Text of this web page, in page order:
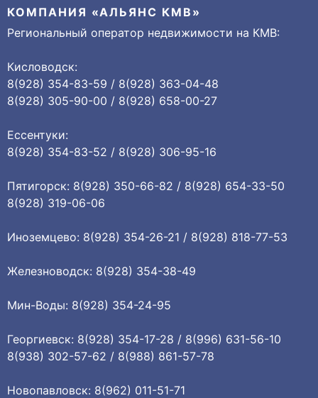
КОМПАНИЯ «АЛЬЯНС КМВ»
Региональный оператор недвижимости на КМВ:
Кисловодск:
8(928) 354-83-59 / 8(928) 363-04-48
8(928) 305-90-00 / 8(928) 658-00-27
Ессентуки:
8(928) 354-83-52 / 8(928) 306-95-16
Пятигорск: 8(928) 350-66-82 / 8(928) 654-33-50
8(928) 319-06-06
Иноземцево: 8(928) 354-26-21 / 8(928) 818-77-53
Железноводск: 8(928) 354-38-49
Мин-Воды: 8(928) 354-24-95
Георгиевск: 8(928) 354-17-28 / 8(996) 631-56-10
8(938) 302-57-62 / 8(988) 861-57-78
Новопавловск: 8(962) 011-51-71